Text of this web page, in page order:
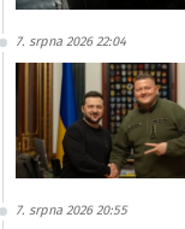
7. srpna 2026 22:04
7. srpna 2026 20:55